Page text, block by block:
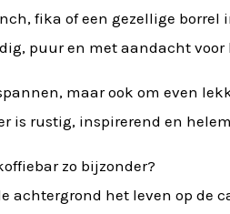
fika of een gezellige borrel
puur en met aandacht voor
maar ook om even
is rustig, inspirerend en
zo bijzonder?
achtergrond het leven op de